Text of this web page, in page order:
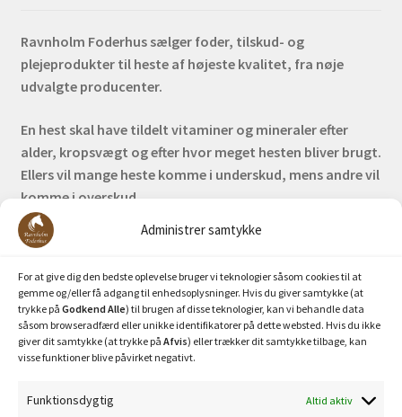
Administrer samtykke
For at give dig den bedste oplevelse bruger vi teknologier såsom cookies til at
gemme og/eller få adgang til enhedsoplysninger. Hvis du giver samtykke (at
trykke på Godkend Alle) til brugen af disse teknologier, kan vi behandle data
såsom browseradfærd eller unikke identifikatorer på dette websted. Hvis du ikke
giver dit samtykke (at trykke på Afvis) eller trækker dit samtykke tilbage, kan
visse funktioner blive påvirket negativt.
Funktionsdygtig Altid aktiv
Ravnholm Foderhus sælger foder, tilskud- og
plejeprodukter til heste af højeste kvalitet, fra nøje
udvalgte producenter.
En hest skal have tildelt vitaminer og mineraler efter
alder, kropsvægt og efter hvor meget hesten bliver brugt.
Ellers vil mange heste komme i underskud, mens andre vil
komme i overskud.
Bank: Nordea / Reg: 2413 Konto nr. 6285 704 772